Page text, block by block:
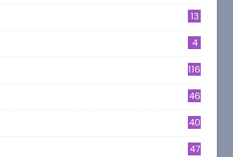
13
4
116
46
40
47